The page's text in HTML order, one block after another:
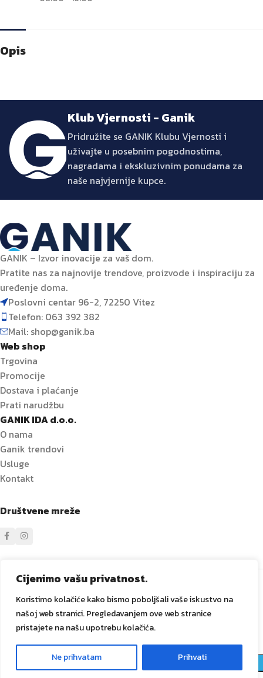
Cijenimo vašu privatnost.
Koristimo kolačiće kako bismo poboljšali vaše iskustvo na
našoj web stranici. Pregledavanjem ove web stranice
pristajete na našu upotrebu kolačića.
Ne prihvatam Prihvati
Opis
Klub Vjernosti - Ganik
Pridružite se GANIK Klubu Vjernosti i
uživajte u posebnim pogodnostima,
nagradama i ekskluzivnim ponudama za
naše najvjernije kupce.
GANIK – Izvor inovacije za vaš dom.
Pratite nas za najnovije trendove, proizvode i inspiraciju za
uređenje doma.
Poslovni centar 96-2, 72250 Vitez
Telefon: 063 392 382
Mail: shop@ganik.ba
Web shop
Trgovina
Promocije
Dostava i plaćanje
Prati narudžbu
GANIK IDA d.o.o.
O nama
Ganik trendovi
Usluge
Kontakt
Društvene mreže
Sve prava zadržanaGANIKIDA D.O.O. Vitez
pločice
60×120 cm
ALPS
34,80
m2
200
NA